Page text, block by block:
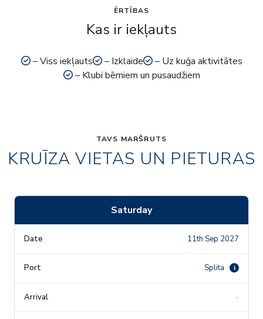
ĒRTĪBAS
Kas ir iekļauts
– Viss iekļauts – Izklaide
– Uz kuģa aktivitātes
– Klubi bērniem un pusaudžiem
TAVS MARŠRUTS
KRUĪZA VIETAS UN PIETURAS
Saturday
11th Sep 2027
Splita i
-